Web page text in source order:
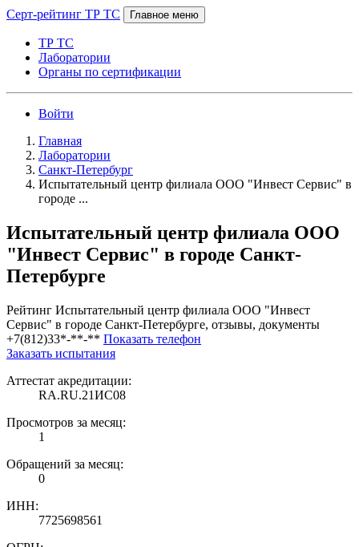
Серт-рейтинг ТР ТС Главное меню
ТР ТС
Лаборатории
Органы по сертификации
Войти
Главная
Лаборатории
Санкт-Петербург
Испытательный центр филиала ООО "Инвест Сервис" в
городе ...
Испытательный центр филиала ООО
"Инвест Сервис" в городе Санкт-
Петербурге
Рейтинг Испытательный центр филиала ООО "Инвест
Сервис" в городе Санкт-Петербурге, отзывы, документы
+7(812)33*-**-** Показать телефон
Заказать испытания
Аттестат акредитации:
RA.RU.21ИС08
Просмотров за месяц:
1
Обращений за месяц:
0
ИНН:
7725698561